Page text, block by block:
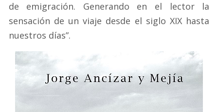
de emigración. Generando en el lector la
sensación de un viaje desde el siglo XIX hasta
nuestros días”.